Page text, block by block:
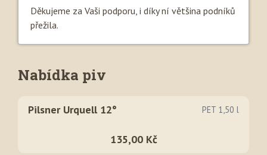
Děkujeme za Vaši podporu, i díky ní většina podníků
přežila.
Nabídka piv
Pilsner Urquell 12° PET 1,50 l
135,00 Kč